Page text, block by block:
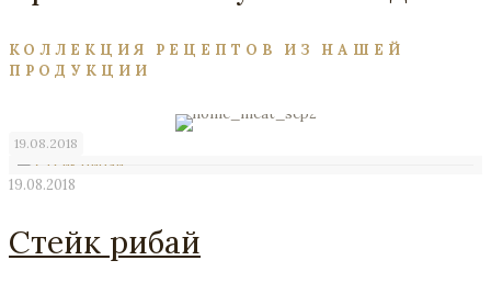
КОЛЛЕКЦИЯ РЕЦЕПТОВ ИЗ НАШЕЙ
ПРОДУКЦИИ
19.08.2018
19.08.2018
Стейк рибай